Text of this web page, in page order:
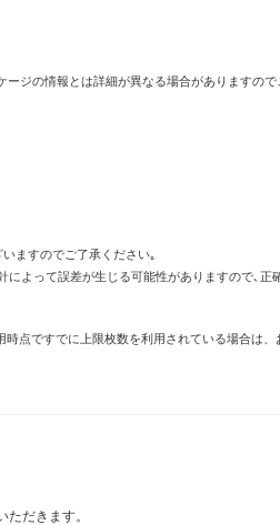
ジの情報とは詳細が異なる場合がありますの
ますのでご了承ください｡
よって誤差が生じる可能性がありますので､正
点ですでに上限枚数を利用されている場合は
だきます。